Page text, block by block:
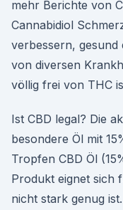
mehr Berichte von
Cannabidiol
verbessern,
von diversen
völlig frei von THC
Ist CBD legal? Die
besondere Öl mit
Tropfen CBD Öl
Produkt eignet sich
nicht stark genug ist.